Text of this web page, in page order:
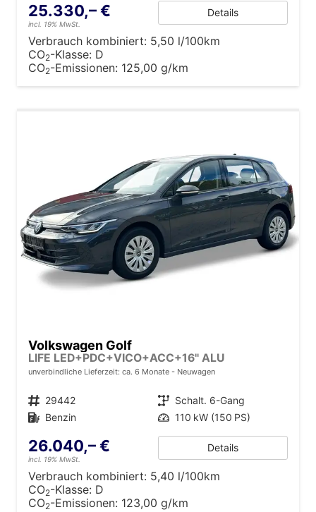
25.330,– €
incl. 19% MwSt.
Details
Verbrauch kombiniert: 5,50 l/100km
CO2-Klasse: D
CO2-Emissionen: 125,00 g/km
Volkswagen Golf
LIFE LED+PDC+VICO+ACC+16'' ALU
unverbindliche Lieferzeit: ca. 6 Monate Neuwagen
Fahrzeugnr. 29442 Getriebe Schalt. 6-Gang
Kraftstoff Benzin Leistung 110 kW (150 PS)
26.040,– €
incl. 19% MwSt.
Details
Verbrauch kombiniert: 5,40 l/100km
CO2-Klasse: D
CO2-Emissionen: 123,00 g/km